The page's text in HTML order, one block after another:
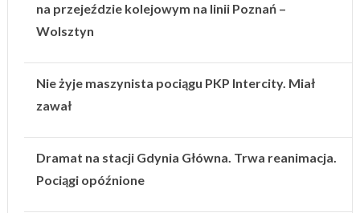
na przejeździe kolejowym na linii Poznań –
Wolsztyn
Nie żyje maszynista pociągu PKP Intercity. Miał
zawał
Dramat na stacji Gdynia Główna. Trwa reanimacja.
Pociągi opóźnione